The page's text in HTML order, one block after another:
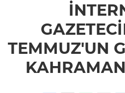
TEMMUZ'UN